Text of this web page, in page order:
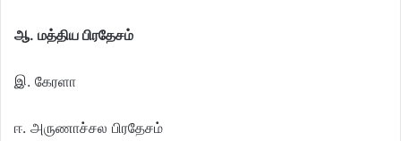
ஆ. மத்திய பிரதேசம்
இ. கேரளா
ஈ. அருணாச்சல பிரதேசம்